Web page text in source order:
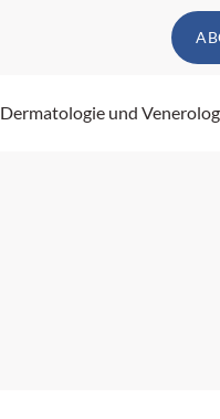
Dermatologie und